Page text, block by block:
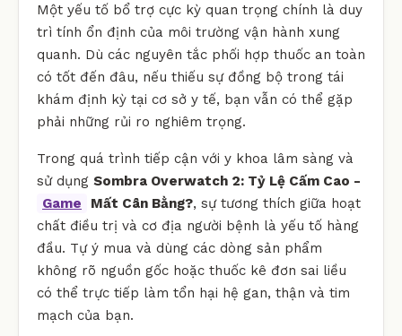
Một yếu tố bổ trợ cực kỳ quan trọng chính là duy
trì tính ổn định của môi trường vận hành xung
quanh. Dù các nguyên tắc phối hợp thuốc an toàn
có tốt đến đâu, nếu thiếu sự đồng bộ trong tái
khám định kỳ tại cơ sở y tế, bạn vẫn có thể gặp
phải những rủi ro nghiêm trọng.
Trong quá trình tiếp cận với y khoa lâm sàng và
sử dụng Sombra Overwatch 2: Tỷ Lệ Cấm Cao -
Game
Mất Cân Bằng?, sự tương thích giữa hoạt
chất điều trị và cơ địa người bệnh là yếu tố hàng
đầu. Tự ý mua và dùng các dòng sản phẩm
không rõ nguồn gốc hoặc thuốc kê đơn sai liều
có thể trực tiếp làm tổn hại hệ gan, thận và tim
mạch của bạn.